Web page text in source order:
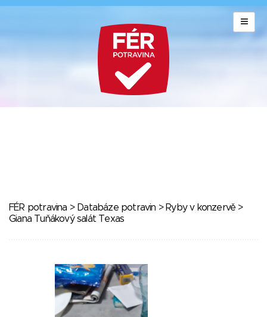
FÉR potravina > Databáze potravin > Ryby v konzervě >
Giana Tuňákový salát Texas